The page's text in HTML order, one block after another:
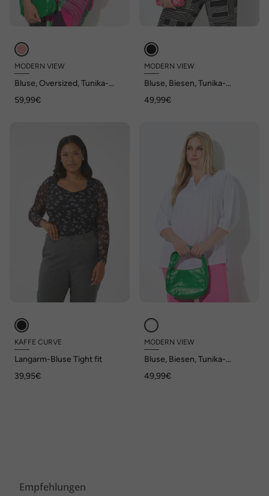
MODERN VIEW
Bluse, Oversized, Tunika-
59,99€
MODERN VIEW
Bluse, Biesen, Tunika-
49,99€
KAFFE CURVE
Langarm-Bluse Tight fit
39,95€
MODERN VIEW
Bluse, Biesen, Tunika-
49,99€
Empfehlungen